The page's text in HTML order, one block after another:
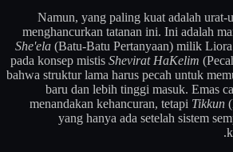
Namun, yang paling kuat adalah urat-
menghancurkan tatanan ini. Ini adalah
She'ela (Batu-Batu Pertanyaan) milik
pada konsep mistis Shevirat HaKelim
bahwa struktur lama harus pecah untuk
baru dan lebih tinggi masuk. Emas
menandakan kehancuran, tetapi Tikkun
yang hanya ada setelah sistem